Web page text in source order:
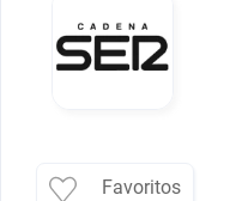
Favoritos